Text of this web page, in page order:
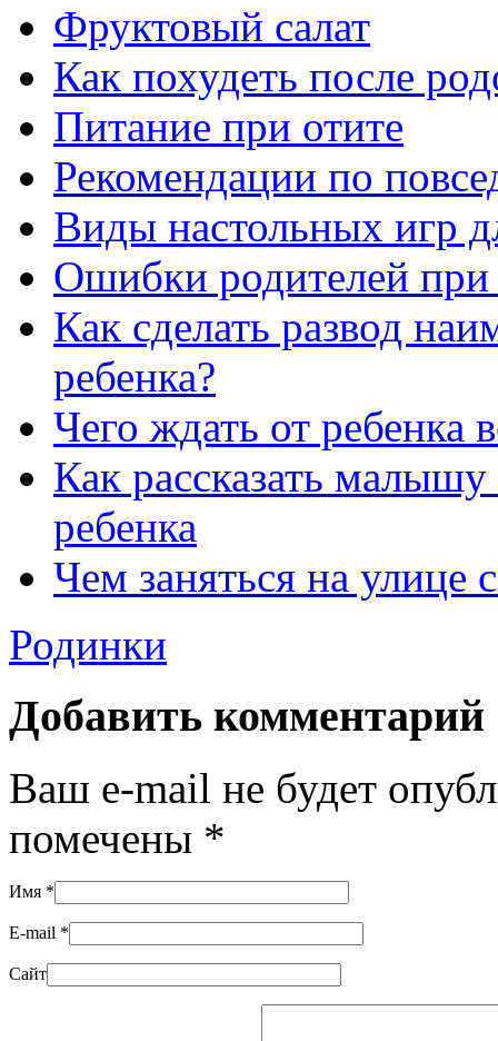
Фруктовый салат
Как похудеть после
Питание при отите
Рекомендации по
Виды настольных игр
Ошибки родителей при
Как сделать развод
ребенка?
Чего ждать от ребенка
Как рассказать
ребенка
Чем заняться на улице
Родинки
Добавить комментарий
Ваш e-mail не будет
помечены *
Имя *
E-mail *
Сайт